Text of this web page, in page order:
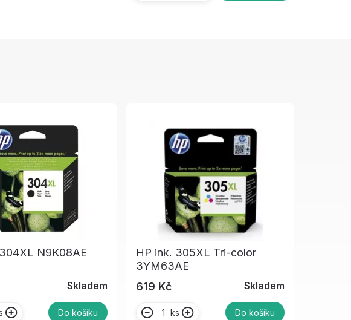
N9K08AE
Skladem
Do košíku
HP ink. 305XL Tri-color
3YM63AE
619 Kč
Skladem
ks Do košíku